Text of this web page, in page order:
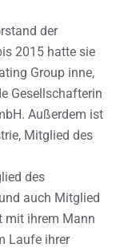
der
2015 hatte sie
Group inne,
Gesellschafterin
Außerdem ist
Mitglied des
des
auch Mitglied
mit ihrem Mann
Laufe ihrer